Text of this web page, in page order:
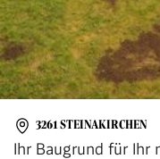
3261 STEINAKIRCHEN
Ihr Baugrund für Ihr